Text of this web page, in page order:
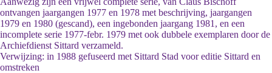
ontvangen jaargangen 1977 en 1978 met beschrijving, jaargangen
1979 en 1980 (gescand), een ingebonden jaargang 1981, en een
incomplete serie 1977-febr. 1979 met ook dubbele exemplaren door de
Archiefdienst Sittard verzameld.
Verwijzing: in 1988 gefuseerd met Sittard Stad voor editie Sittard en
omstreken